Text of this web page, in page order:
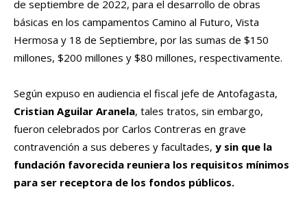
de septiembre de 2022, para el desarrollo de obras
básicas en los campamentos Camino al Futuro, Vista
Hermosa y 18 de Septiembre, por las sumas de $150
millones, $200 millones y $80 millones, respectivamente.
Según expuso en audiencia el fiscal jefe de Antofagasta,
Cristian Aguilar Aranela, tales tratos, sin embargo,
fueron celebrados por Carlos Contreras en grave
contravención a sus deberes y facultades, y sin que la
fundación favorecida reuniera los requisitos mínimos
para ser receptora de los fondos públicos.